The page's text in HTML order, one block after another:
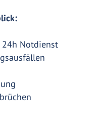
Notdienst